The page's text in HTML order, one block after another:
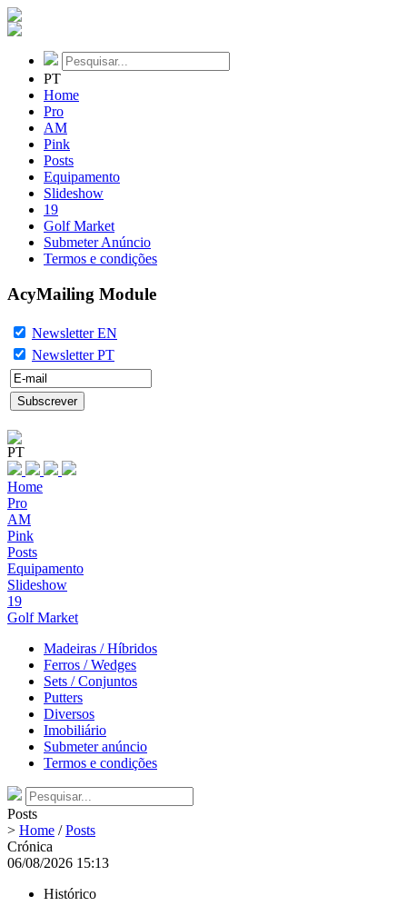
PT
Home
Pro
AM
Pink
Posts
Equipamento
Slideshow
19
Golf Market
Submeter Anúncio
Termos e condições
AcyMailing Module
Newsletter EN
Newsletter PT
PT
Home
Pro
AM
Pink
Posts
Equipamento
Slideshow
19
Golf Market
Madeiras / Híbridos
Ferros / Wedges
Sets / Conjuntos
Putters
Diversos
Imobiliário
Submeter anúncio
Termos e condições
Posts
> Home /Posts
Crónica
06/08/2026 15:13
Histórico